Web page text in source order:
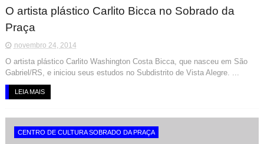
O artista plástico Carlito Bicca no Sobrado da
Praça
novembro 24, 2014
O artista plástico Carlito Washington Costa Bicca, que nasceu em São
Gabriel/RS, e iniciou seus estudos no Subdistrito de Vista Alegre. ...
LEIA MAIS
CENTRO DE CULTURA SOBRADO DA PRAÇA